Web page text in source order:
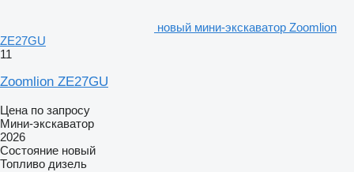
новый мини-экскаватор Zoomlion
ZE27GU
11
Zoomlion ZE27GU
Цена по запросу
Мини-экскаватор
2026
Состояние новый
Топливо дизель